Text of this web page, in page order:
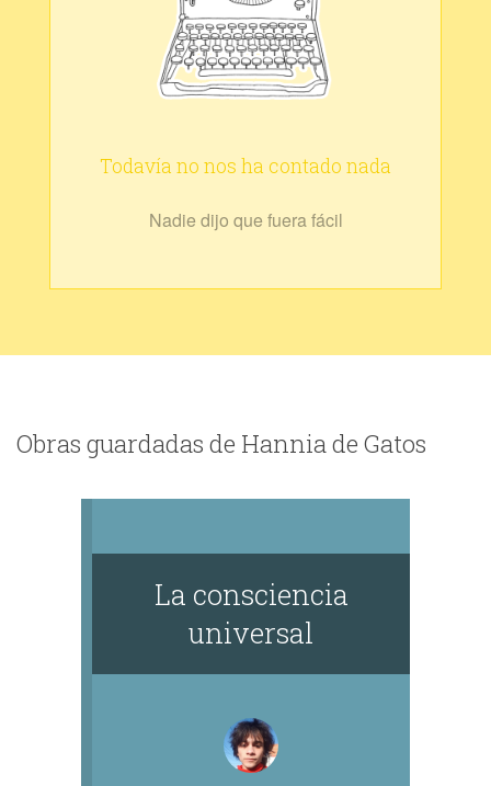
Todavía no nos ha contado nada
Nadie dijo que fuera fácil
Obras guardadas de Hannia de Gatos
La consciencia
universal